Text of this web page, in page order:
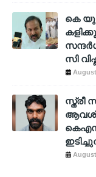
കെ യു
സി
സ്ത്രീ